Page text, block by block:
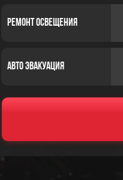
Ремонт Освещения
Авто эвакуация